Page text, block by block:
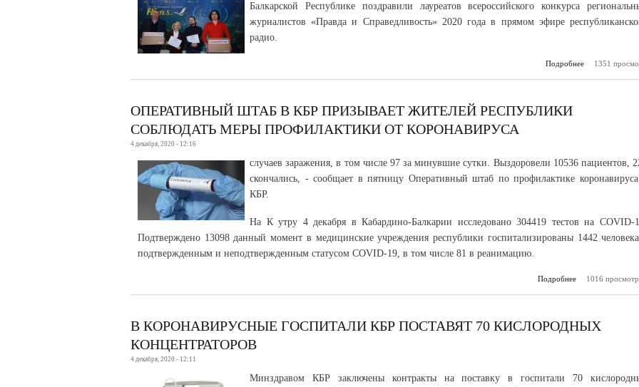
Балкарской Республике поздравили лауреатов всероссийского конкурса
журналистов «Правда и Справедливость» 2020 года в прямом эфире
радио.
Подробнее
о
1351
ОПЕРАТИВНЫЙ ШТАБ В КБР ПРИЗЫВАЕТ ЖИТЕЛЕЙ РЕСПУБЛИКИ
СОБЛЮДАТЬ МЕРЫ ПРОФИЛАКТИКИ ОТ КОРОНАВИРУСА
4 декабря, 2020 - 12:16
случаев заражения, в том числе 97 за минувшие сутки. Выздоровели 10536 пациентов,
скончались, - сообщает в пятницу Оперативный штаб по профилактике
КБР.
На К утру 4 декабря в Кабардино-Балкарии исследовано 304419 тестов на COVID-
Подтверждено 13098 данный момент в медицинские учреждения республики госпитализированы 1442
подтвержденным и неподтвержденным статусом COVID-19, в том числе 81 в реанимацию.
Подробнее
о Оперативный
1016
В КОРОНАВИРУСНЫЕ ГОСПИТАЛИ КБР ПОСТАВЯТ 70 КИСЛОРОДНЫХ
КОНЦЕНТРАТОРОВ
4 декабря, 2020 - 12:11
Минздравом КБР заключены контракты на поставку в госпитали 70